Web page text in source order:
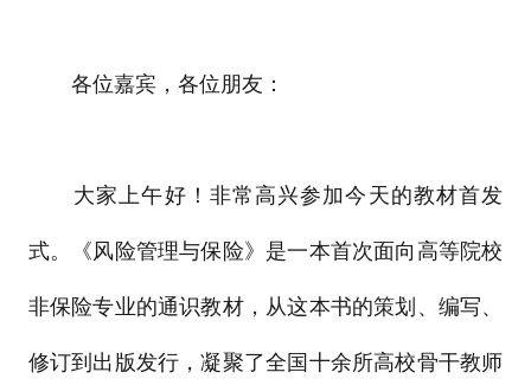
各位嘉宾，各位朋友：
大家上午好！非常高兴参加今天的教材首发
式。《风险管理与保险》是一本首次面向高等院校
非保险专业的通识教材，从这本书的策划、编写、
修订到出版发行，凝聚了全国十余所高校骨干教师